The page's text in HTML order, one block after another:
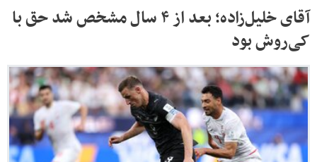
آقای خلیل‌زاده؛ بعد از ۴ سال مشخص شد حق با
کی‌روش بود